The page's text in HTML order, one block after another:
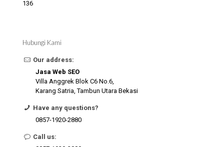
136
Hubungi Kami
Our address:
Jasa Web SEO
Villa Anggrek Blok C6 No.6,
Karang Satria, Tambun Utara Bekasi
Have any questions?
0857-1920-2880
Call us: